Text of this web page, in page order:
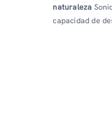
naturaleza
capacidad de